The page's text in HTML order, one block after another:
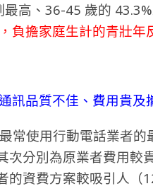
高、36-45 歲的
負擔家庭生計的青壯年
訊品質不佳、費用貴及
常使用行動電話業者
次分別為原業者費用較
的資費方案較吸引人（